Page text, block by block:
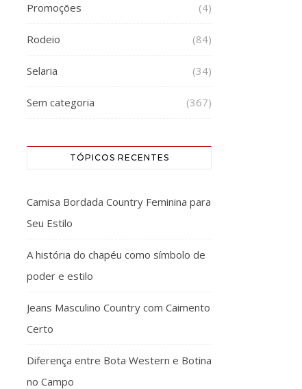
Promoções (4)
Rodeio (84)
Selaria (34)
Sem categoria (367)
TÓPICOS RECENTES
Camisa Bordada Country Feminina para
Seu Estilo
A história do chapéu como símbolo de
poder e estilo
Jeans Masculino Country com Caimento
Certo
Diferença entre Bota Western e Botina
no Campo